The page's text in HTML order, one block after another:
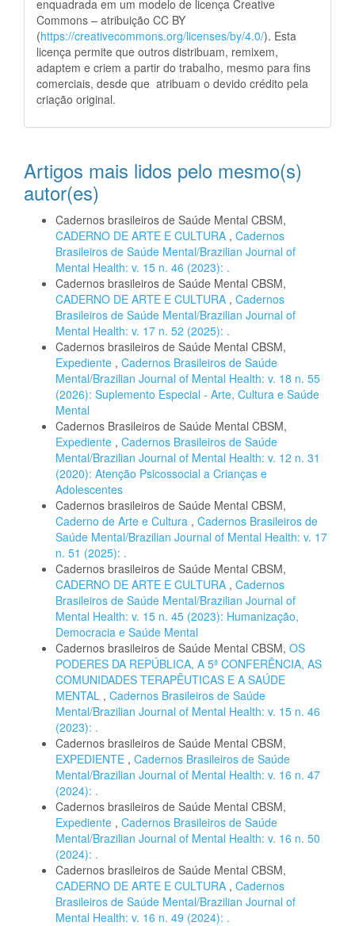
enquadrada em um modelo de licença Creative
Commons – atribuição CC BY
(https://creativecommons.org/licenses/by/4.0/). Esta
licença permite que outros distribuam, remixem,
adaptem e criem a partir do trabalho, mesmo para fins
comerciais, desde que atribuam o devido crédito pela
criação original.
Artigos mais lidos pelo mesmo(s)
autor(es)
Cadernos brasileiros de Saúde Mental CBSM,
CADERNO DE ARTE E CULTURA , Cadernos
Brasileiros de Saúde Mental/Brazilian Journal of
Mental Health: v. 15 n. 46 (2023): .
Cadernos brasileiros de Saúde Mental CBSM,
CADERNO DE ARTE E CULTURA , Cadernos
Brasileiros de Saúde Mental/Brazilian Journal of
Mental Health: v. 17 n. 52 (2025): .
Cadernos brasileiros de Saúde Mental CBSM,
Expediente , Cadernos Brasileiros de Saúde
Mental/Brazilian Journal of Mental Health: v. 18 n. 55
(2026): Suplemento Especial - Arte, Cultura e Saúde
Mental
Cadernos Brasileiros de Saúde Mental CBSM,
Expediente , Cadernos Brasileiros de Saúde
Mental/Brazilian Journal of Mental Health: v. 12 n. 31
(2020): Atenção Psicossocial a Crianças e
Adolescentes
Cadernos brasileiros de Saúde Mental CBSM,
Caderno de Arte e Cultura , Cadernos Brasileiros de
Saúde Mental/Brazilian Journal of Mental Health: v. 17
n. 51 (2025): .
Cadernos brasileiros de Saúde Mental CBSM,
CADERNO DE ARTE E CULTURA , Cadernos
Brasileiros de Saúde Mental/Brazilian Journal of
Mental Health: v. 15 n. 45 (2023): Humanização,
Democracia e Saúde Mental
Cadernos brasileiros de Saúde Mental CBSM, OS
PODERES DA REPÚBLICA, A 5ª CONFERÊNCIA, AS
COMUNIDADES TERAPÊUTICAS E A SAÚDE
MENTAL , Cadernos Brasileiros de Saúde
Mental/Brazilian Journal of Mental Health: v. 15 n. 46
(2023): .
Cadernos brasileiros de Saúde Mental CBSM,
EXPEDIENTE , Cadernos Brasileiros de Saúde
Mental/Brazilian Journal of Mental Health: v. 16 n. 47
(2024): .
Cadernos brasileiros de Saúde Mental CBSM,
Expediente , Cadernos Brasileiros de Saúde
Mental/Brazilian Journal of Mental Health: v. 16 n. 50
(2024): .
Cadernos brasileiros de Saúde Mental CBSM,
CADERNO DE ARTE E CULTURA , Cadernos
Brasileiros de Saúde Mental/Brazilian Journal of
Mental Health: v. 16 n. 49 (2024): .